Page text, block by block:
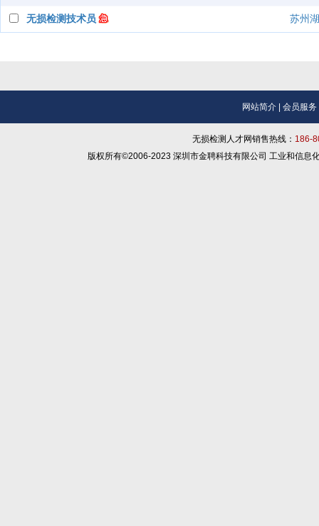
无损检测技术员 苏州
网站简介 会员服务
无损检测人才网销售热线： 186-
版权所有©2006-2023 深圳市金聘科技有限公司 工业和信息